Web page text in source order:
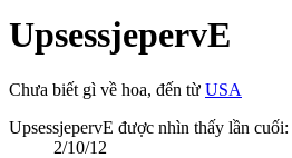
UpsessjepervE
Chưa biết gì về hoa, đến từ USA
UpsessjepervE được nhìn thấy lần cuối:
2/10/12